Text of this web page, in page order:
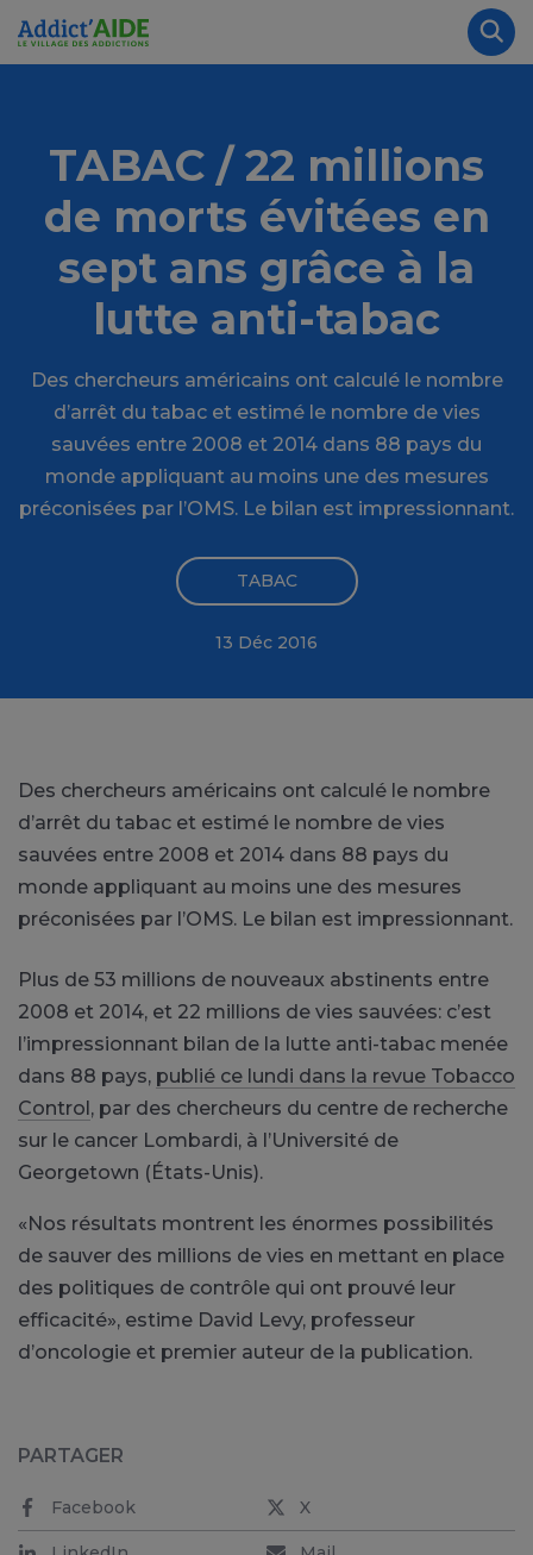
Aller au contenu principal
TABAC / 22 millions
de morts évitées en
sept ans grâce à la
lutte anti-tabac
Des chercheurs américains ont calculé le nombre
d’arrêt du tabac et estimé le nombre de vies
sauvées entre 2008 et 2014 dans 88 pays du
monde appliquant au moins une des mesures
préconisées par l’OMS. Le bilan est impressionnant.
TABAC
13 Déc 2016
Des chercheurs américains ont calculé le nombre
d’arrêt du tabac et estimé le nombre de vies
sauvées entre 2008 et 2014 dans 88 pays du
monde appliquant au moins une des mesures
préconisées par l’OMS. Le bilan est impressionnant.
Plus de 53 millions de nouveaux abstinents entre
2008 et 2014, et 22 millions de vies sauvées: c’est
l’impressionnant bilan de la lutte anti-tabac menée
dans 88 pays, publié ce lundi dans la revue Tobacco
Control, par des chercheurs du centre de recherche
sur le cancer Lombardi, à l’Université de
Georgetown (États-Unis).
«Nos résultats montrent les énormes possibilités
de sauver des millions de vies en mettant en place
des politiques de contrôle qui ont prouvé leur
efficacité», estime David Levy, professeur
d’oncologie et premier auteur de la publication.
PARTAGER
Facebook X
Panneau de gestion des cookies